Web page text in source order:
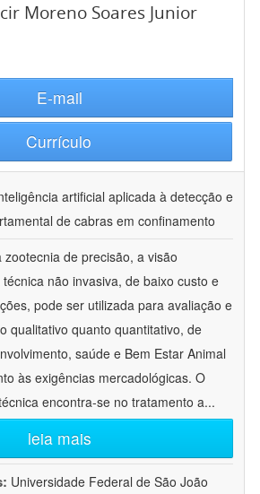
Moreno Soares Junior
E-mail
Currículo
artificial aplicada à detecção e
de cabras em confinamento
zootecnia de precisão, a visão
não invasiva, de baixo custo e
pode ser utilizada para avaliação e
qualitativo quanto quantitativo, de
saúde e Bem Estar Animal
às exigências mercadológicas. O
encontra-se no tratamento a...
leia mais
Universidade Federal de São João